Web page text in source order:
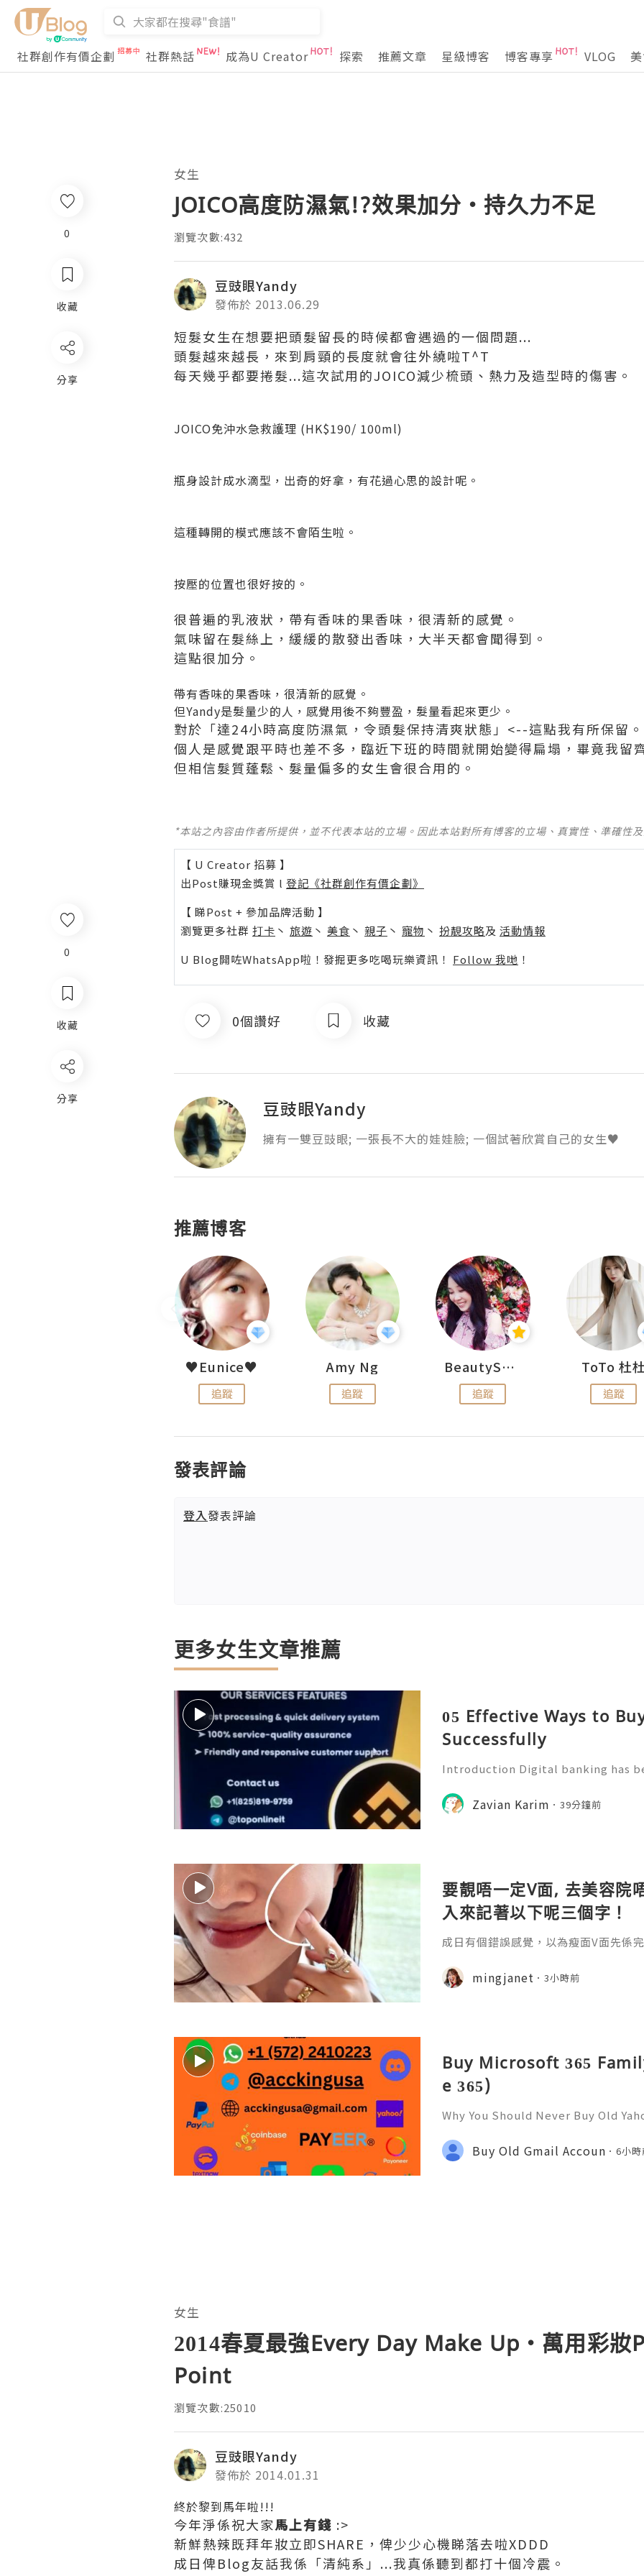
社群創作有價企劃 社群熱話 成為U Creator 探索 推薦文章 星級博客 博客專享 VLOG
0
收藏
分享
女生
JOICO高度防濕氣!?效果加分‧持久力不足
瀏覽次數:432
豆豉眼Yandy
發佈於 2013.06.29
短髮女生在想要把頭髮留長的時候都會遇過的一個問題...
頭髮越來越長，來到肩頸的長度就會往外繞啦T^T
每天幾乎都要捲髮...這次試用的JOICO減少梳頭、熱力及造型時的傷害。
JOICO免沖水急救護理 (HK$190/ 100ml)
瓶身設計成水滴型，出奇的好拿，有花過心思的設計呢。
這種轉開的模式應該不會陌生啦。
按壓的位置也很好按的。
很普遍的乳液狀，帶有香味的果香味，很清新的感覺。
氣味留在髮絲上，緩緩的散發出香味，大半天都會聞得到。
這點很加分。
帶有香味的果香味，很清新的感覺。
但Yandy是髮量少的人，感覺用後不夠豐盈，髮量看起來更少。
對於「達24小時高度防濕氣，令頭髮保持清爽狀態」<--這點我有所保留。
個人是感覺跟平時也差不多，臨近下班的時間就開始變得扁塌，畢竟我留
但相信髮質蓬鬆、髮量偏多的女生會很合用的。
*本站之內容由作者所提供，並不代表本站的立場。因此本站對所有博客的立場、真實性、準確性
【 U Creator 招募 】
出Post賺現金獎賞 l 登記《社群創作有價企劃》
【 睇Post + 參加品牌活動 】
瀏覽更多社群 打卡 丶 旅遊 丶 美食 丶 親子 丶 寵物 丶 扮靚攻略及 活動情報
U Blog開咗WhatsApp啦！發掘更多吃喝玩樂資訊！ Follow 我哋 ！
0個讚好 收藏
豆豉眼Yandy
擁有一雙豆豉眼; 一張長不大的娃娃臉; 一個試著欣賞自己的女生♥
推薦博客
♥Eunice♥
追蹤
Amy Ng
追蹤
BeautySearch
追蹤
ToTo 杜
追蹤
發表評論
登入發表評論
更多女生文章推薦
05 Effective Ways to
Successfully
Introduction Digital banking has
banking platforms, people can
tor transactions, and manage
Zavian Karim 39分鐘前
要靚唔一定V面, 去美容院
入來記著以下呢三個字！
成日有個錯誤感覺，以為瘦面V面先係
療程係=做Duo Tite + Oligio 呢2部機
mingjanet 3小時前
Buy Microsoft 365
e 365)
Why You Should Never Buy Old
onal communication, business
ccount recovery. Because of
Buy Old Gmail Accoun 6小
0
收藏
分享
女生
2014春夏最強Every Day Make Up‧萬用彩
Point
瀏覽次數:25010
豆豉眼Yandy
發佈於 2014.01.31
終於黎到馬年啦!!!
今年淨係祝大家馬上有錢 :>
新鮮熱辣既拜年妝立即SHARE，俾少少心機睇落去啦XDDD
成日俾Blog友話我係「清純系」...我真係聽到都打十個冷震。